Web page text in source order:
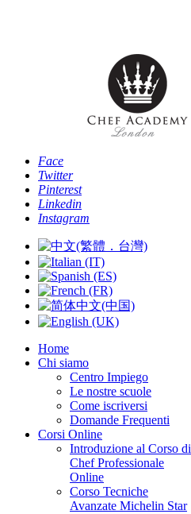
Face
Twitter
Pinterest
Linkedin
Instagram
Home
Chi siamo
Centro Impiego
Le nostre scuole
Come iscriversi
Domande Frequenti
Corsi Online
Introduzione al Corso di
Chef Professionale
Online
Corso Tecniche
Avanzate Michelin Star